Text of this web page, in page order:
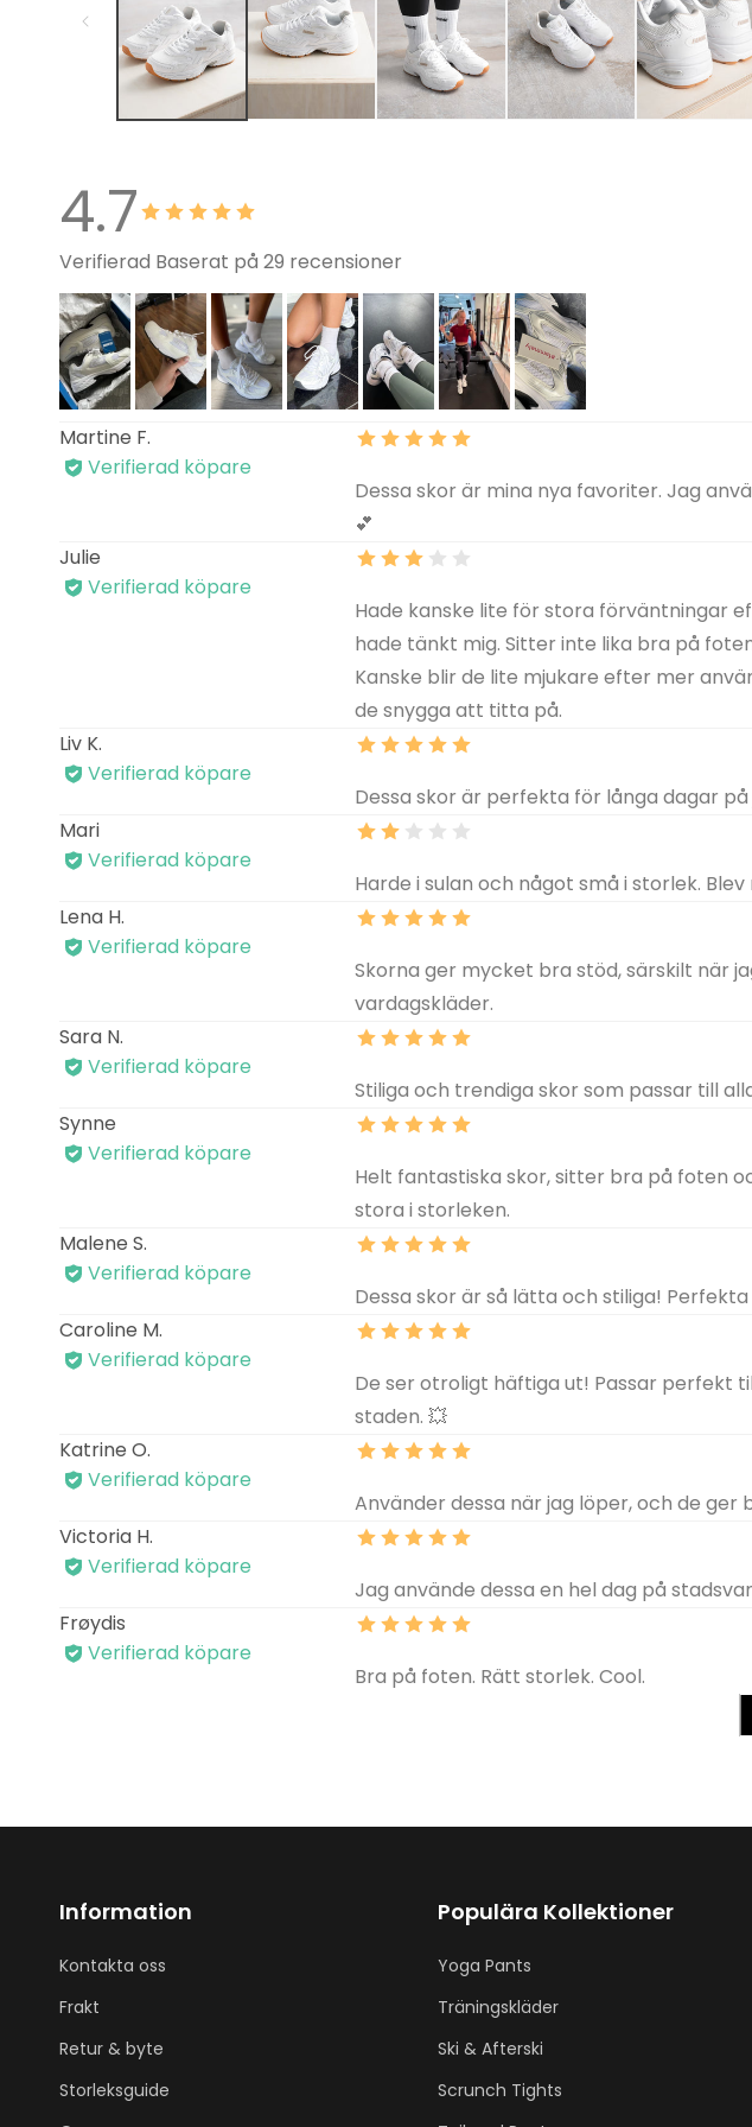
4.7
Verifierad Baserat på 29 recensioner
Martine F.
Verifierad köpare
Dessa skor är mina nya favoriter. Jag
💕
Julie
Verifierad köpare
Hade kanske lite för stora förväntningar
hade tänkt mig. Sitter inte lika bra på
Kanske blir de lite mjukare efter mer
de snygga att titta på.
Liv K.
Verifierad köpare
Dessa skor är perfekta för långa dagar
Mari
Verifierad köpare
Harde i sulan och något små i storlek.
Lena H.
Verifierad köpare
Skorna ger mycket bra stöd, särskilt när
vardagskläder.
Sara N.
Verifierad köpare
Stiliga och trendiga skor som passar till
Synne
Verifierad köpare
Helt fantastiska skor, sitter bra på foten
stora i storleken.
Malene S.
Verifierad köpare
Dessa skor är så lätta och stiliga!
Caroline M.
Verifierad köpare
De ser otroligt häftiga ut! Passar perfekt
staden. 💥
Katrine O.
Verifierad köpare
Använder dessa när jag löper, och de
Victoria H.
Verifierad köpare
Jag använde dessa en hel dag på
Frøydis
Verifierad köpare
Bra på foten. Rätt storlek. Cool.
Information
Kontakta oss
Frakt
Retur & byte
Storleksguide
Populära Kollektioner
Yoga Pants
Träningskläder
Ski & Afterski
Scrunch Tights